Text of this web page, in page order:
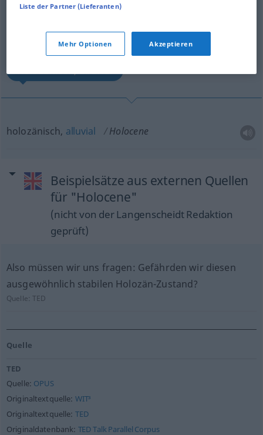
Holocene [ˈh(ɒ)losiːn; -lə-]adj
Übersicht aller Übersetzungen
(Für mehr Details die Übersetzung anklicken/antippen)
holozänisch, alluvial Holocene
Beispielsätze aus externen Quellen
für "Holocene"
(nicht von der Langenscheidt Redaktion
geprüft)
Also müssen wir uns fragen: Gefährden wir diesen
ausgewöhnlich stabilen Holozän-Zustand?
Quelle:TED
Quelle
TED
Quelle: OPUS
Originaltextquelle: WIT³
Originaltextquelle: TED
Originaldatenbank: TED Talk Parallel Corpus
Liste der Partner (Lieferanten)
Mehr Optionen Akzeptieren